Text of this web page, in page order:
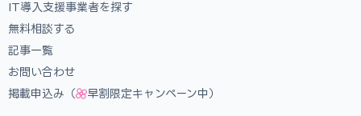
IT導入支援事業者を探す
無料相談する
記事一覧
お問い合わせ
掲載申込み（
早割限定キャンペーン中）